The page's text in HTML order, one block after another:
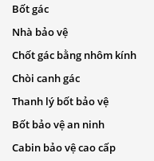
Bốt gác
Nhà bảo vệ
Chốt gác bằng nhôm kính
Chòi canh gác
Thanh lý bốt bảo vệ
Bốt bảo vệ an ninh
Cabin bảo vệ cao cấp